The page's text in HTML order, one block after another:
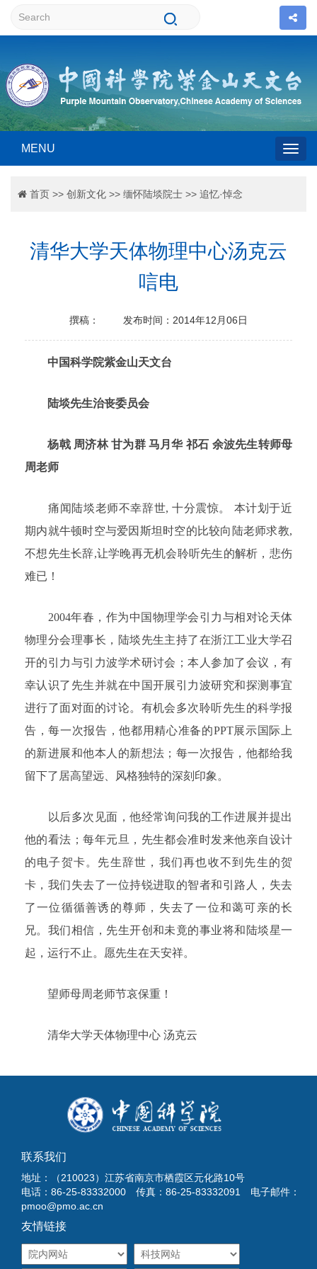
MENU
首页 >> 创新文化 >> 缅怀陆埮院士 >> 追忆·悼念
清华大学天体物理中心汤克云
唁电
撰稿： 发布时间：2014年12月06日
中国科学院紫金山天文台
陆埮先生治丧委员会
杨戟 周济林 甘为群 马月华 祁石 余波先生转师母
周老师
痛闻陆埮老师不幸辞世, 十分震惊。 本计划于近
期内就牛顿时空与爱因斯坦时空的比较向陆老师求教,
不想先生长辞,让学晚再无机会聆听先生的解析，悲伤
难已！
2004年春，作为中国物理学会引力与相对论天体
物理分会理事长，陆埮先生主持了在浙江工业大学召
开的引力与引力波学术研讨会；本人参加了会议，有
幸认识了先生并就在中国开展引力波研究和探测事宜
进行了面对面的讨论。有机会多次聆听先生的科学报
告，每一次报告，他都用精心准备的PPT展示国际上
的新进展和他本人的新想法；每一次报告，他都给我
留下了居高望远、风格独特的深刻印象。
以后多次见面，他经常询问我的工作进展并提出
他的看法；每年元旦，先生都会准时发来他亲自设计
的电子贺卡。先生辞世，我们再也收不到先生的贺
卡，我们失去了一位持锐进取的智者和引路人，失去
了一位循循善诱的尊师，失去了一位和蔼可亲的长
兄。我们相信，先生开创和未竟的事业将和陆埮星一
起，运行不止。愿先生在天安祥。
望师母周老师节哀保重！
清华大学天体物理中心 汤克云
联系我们
地址：（210023）江苏省南京市栖霞区元化路10号
电话：86-25-83332000 传真：86-25-83332091 电子邮件：
pmoo@pmo.ac.cn
友情链接